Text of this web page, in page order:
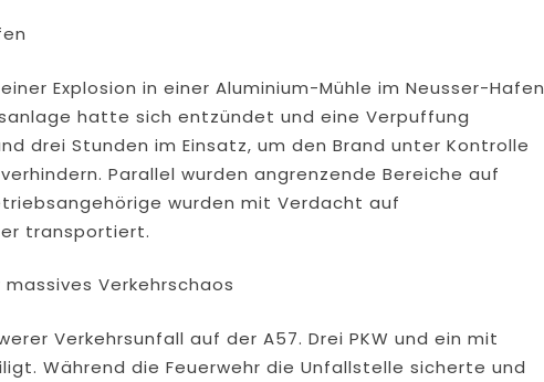
einer Explosion in einer Aluminium-Mühle im Neusser-Hafen
hatte sich entzündet und eine Verpuffung
drei Stunden im Einsatz, um den Brand unter Kontrolle
Parallel wurden angrenzende Bereiche auf
wurden mit Verdacht auf
transportiert.
Verkehrschaos
Verkehrsunfall auf der A57. Drei PKW und ein mit
Während die Feuerwehr die Unfallstelle sicherte und